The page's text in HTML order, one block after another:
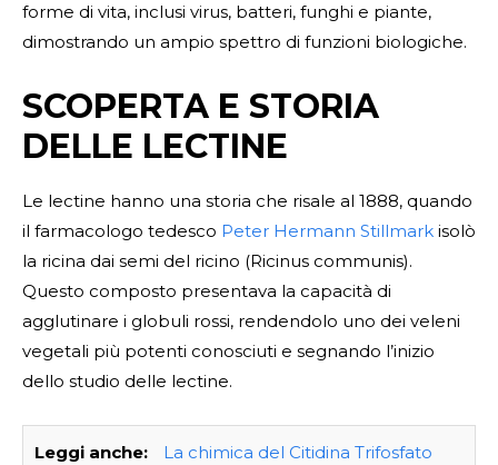
forme di vita, inclusi virus, batteri, funghi e piante,
dimostrando un ampio spettro di funzioni biologiche.
SCOPERTA E STORIA
DELLE LECTINE
Le lectine hanno una storia che risale al 1888, quando
il farmacologo tedesco Peter Hermann Stillmark isolò
la ricina dai semi del ricino (Ricinus communis).
Questo composto presentava la capacità di
agglutinare i globuli rossi, rendendolo uno dei veleni
vegetali più potenti conosciuti e segnando l’inizio
dello studio delle lectine.
Leggi anche:
La chimica del Citidina Trifosfato